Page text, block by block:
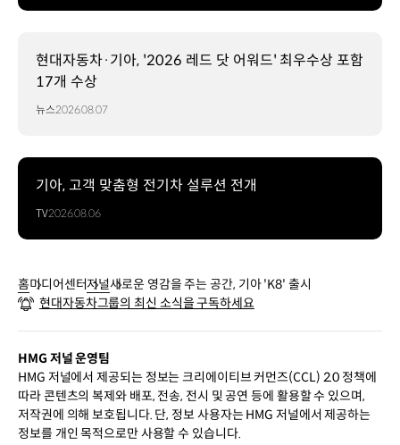
현대자동차·기아, '2026 레드 닷 어워드' 최우수상 포함
17개 수상
뉴스2026.08.07
기아, 고객 맞춤형 전기차 설루션 전개
TV2026.08.06
홈미디어센터저널새로운 영감을 주는 공간, 기아 'K8' 출시
현대자동차그룹의 최신 소식을 구독하세요
HMG 저널 운영팀
HMG 저널에서 제공되는 정보는 크리에이티브 커먼즈(CCL) 2.0 정책에
따라 콘텐츠의 복제와 배포, 전송, 전시 및 공연 등에 활용할 수 있으며,
저작권에 의해 보호됩니다. 단, 정보 사용자는 HMG 저널에서 제공하는
정보를 개인 목적으로만 사용할 수 있습니다.